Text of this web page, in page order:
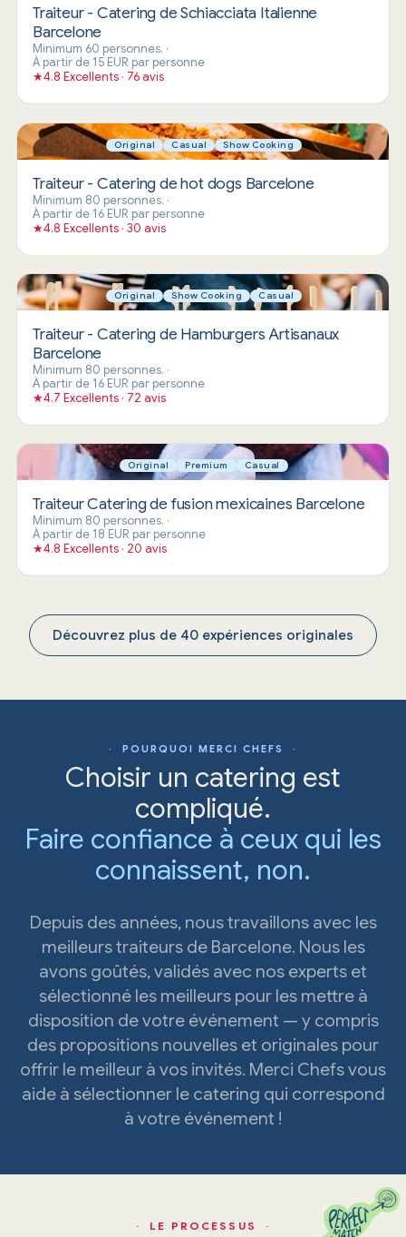
Traiteur - Catering de Schiacciata Italienne
Barcelone
Minimum 60 personnes. ·
À partir de 15 EUR par personne
★4.8 Excellents · 76 avis
Original Casual Show Cooking
Traiteur - Catering de hot dogs Barcelone
Minimum 80 personnes. ·
À partir de 16 EUR par personne
★4.8 Excellents · 30 avis
Original Show Cooking Casual
Traiteur - Catering de Hamburgers Artisanaux
Barcelone
Minimum 80 personnes. ·
À partir de 16 EUR par personne
★4.7 Excellents · 72 avis
Original Premium Casual
Traiteur Catering de fusion mexicaines Barcelone
Minimum 80 personnes. ·
À partir de 18 EUR par personne
★4.8 Excellents · 20 avis
Découvrez plus de 40 expériences originales
· POURQUOI MERCI CHEFS ·
Choisir un catering est
compliqué.
Faire confiance à ceux qui les
connaissent, non.
Depuis des années, nous travaillons avec les
meilleurs traiteurs de Barcelone. Nous les
avons goûtés, validés avec nos experts et
sélectionné les meilleurs pour les mettre à
disposition de votre événement — y compris
des propositions nouvelles et originales pour
offrir le meilleur à vos invités. Merci Chefs vous
aide à sélectionner le catering qui correspond
à votre événement !
· LE PROCESSUS ·